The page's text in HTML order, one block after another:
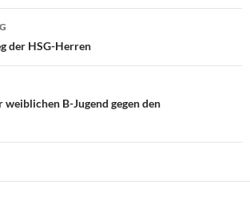
der HSG-Herren
B-Jugend gegen den